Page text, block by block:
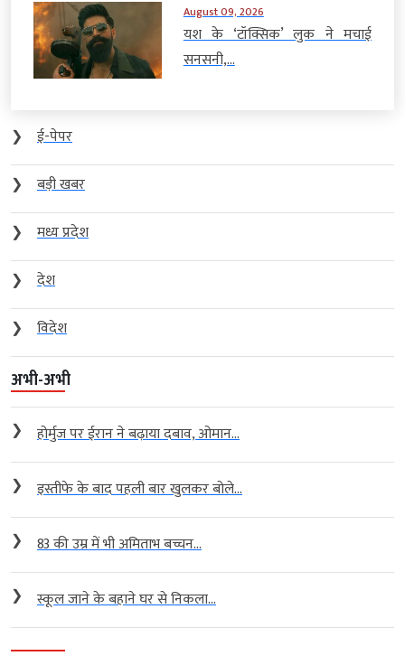
August 09, 2026
यश के ‘टॉक्सिक’ लुक ने मचाई
सनसनी,...
❯
ई-पेपर
❯
बड़ी खबर
❯
मध्य प्रदेश
❯
देश
❯
विदेश
अभी-अभी
❯ होर्मुज पर ईरान ने बढ़ाया दबाव, ओमान...
❯ इस्तीफे के बाद पहली बार खुलकर बोले...
❯ 83 की उम्र में भी अमिताभ बच्चन...
❯ स्कूल जाने के बहाने घर से निकला...